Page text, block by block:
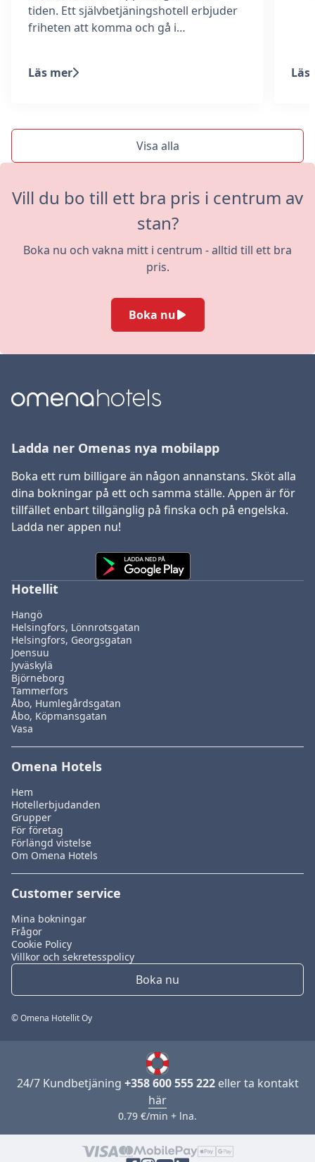
tiden. Ett självbetjäningshotell erbjuder
friheten att komma och gå i…
Läs mer Läs
Visa alla
Vill du bo till ett bra pris i centrum av
stan?
Boka nu och vakna mitt i centrum - alltid till ett bra
pris.
Boka nu
Ladda ner Omenas nya mobilapp
Boka ett rum billigare än någon annanstans. Sköt alla
dina bokningar på ett och samma ställe. Appen är för
tillfället enbart tillgänglig på finska och på engelska.
Ladda ner appen nu!
Hotellit
Hangö
Helsingfors, Lönnrotsgatan
Helsingfors, Georgsgatan
Joensuu
Jyväskylä
Björneborg
Tammerfors
Åbo, Humlegårdsgatan
Åbo, Köpmansgatan
Vasa
Omena Hotels
Hem
Hotellerbjudanden
Grupper
För företag
Förlängd vistelse
Om Omena Hotels
Customer service
Mina bokningar
Frågor
Cookie Policy
Villkor och sekretesspolicy
Boka nu
© Omena Hotellit Oy
24/7 Kundbetjäning +358 600 555 222eller ta kontakt
här
0.79 €/min + lna.